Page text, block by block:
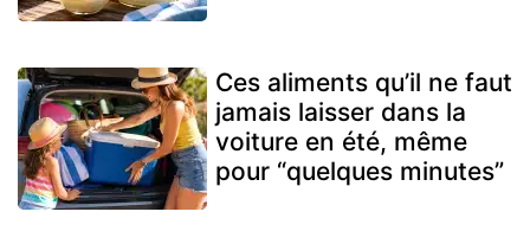
Ces aliments qu’il ne faut
jamais laisser dans la
voiture en été, même
pour “quelques minutes”